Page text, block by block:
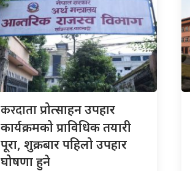
करदाताप्रोत्साहन उपहार
कार्यक्रमको प्राविधिक तयारी
पूरा, शुक्रबार पहिलो उपहार
घोषणा हुने